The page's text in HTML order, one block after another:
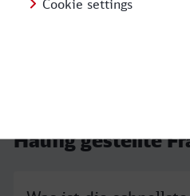
08-05 01:47
Häufig gestellte